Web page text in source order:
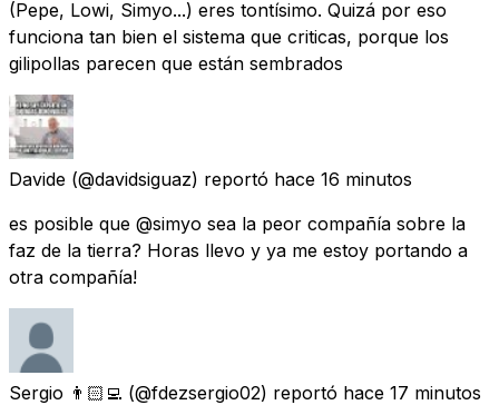
(Pepe, Lowi, Simyo...) eres tontísimo. Quizá por eso
funciona tan bien el sistema que criticas, porque los
gilipollas parecen que están sembrados
Davide (@davidsiguaz) reportó hace 16 minutos
es posible que @simyo sea la peor compañía sobre la
faz de la tierra? Horas llevo y ya me estoy portando a
otra compañía!
Sergio 👨🏻‍💻 (@fdezsergio02) reportó hace 17 minutos